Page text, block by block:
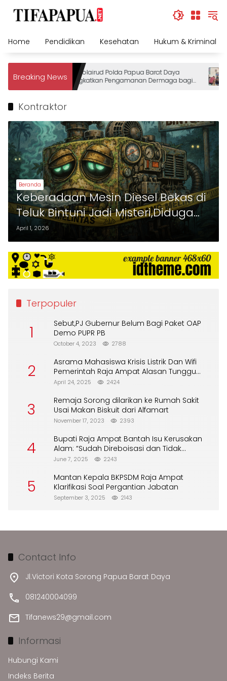
Home
Pendidikan Kesehatan Hukum & Kriminal
Breaking News Ditpolairud Polda Papua Barat Daya
Tingkatkan Pengamanan Dermaga bagi
Wisatawan
Kontraktor
Beranda
Keberadaan Mesin Diesel Bekas di
Teluk Bintuni Jadi Misteri,Diduga
Disimpan Kontraktor
April 1, 2026
Terpopuler
1
Sebut,PJ Gubernur Belum Bagi Paket OAP
Demo PUPR PB
October 4, 2023 2788
2
Asrama Mahasiswa Krisis Listrik Dan Wifi
Pemerintah Raja Ampat Alasan Tunggu
DPA
April 24, 2025 2424
3
Remaja Sorong dilarikan ke Rumah Sakit
Usai Makan Biskuit dari Alfamart
November 17, 2023 2393
4
Bupati Raja Ampat Bantah Isu Kerusakan
Alam: “Sudah Direboisasi dan Tidak
Merusak Lingkungan”
June 7, 2025 2243
5
Mantan Kepala BKPSDM Raja Ampat
Klarifikasi Soal Pergantian Jabatan
September 3, 2025 2143
Contact Info
Jl.Victori Kota Sorong Papua Barat Daya
081240004099
Tifanews29@gmail.com
Informasi
Hubungi Kami
Indeks Berita